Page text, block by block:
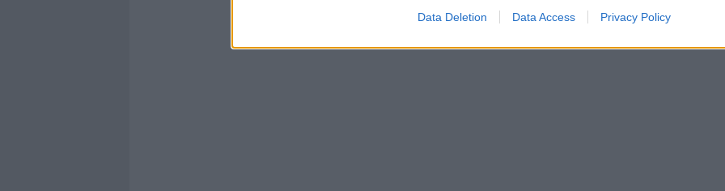
Data Deletion Data Access Privacy Policy